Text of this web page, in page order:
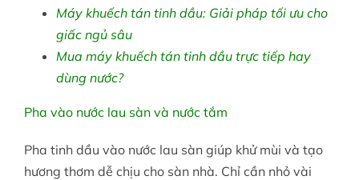
Máy khuếch tán tinh dầu: Giải pháp tối ưu cho
giấc ngủ sâu
Mua máy khuếch tán tinh dầu trực tiếp hay
dùng nước?
Pha vào nước lau sàn và nước tắm
Pha tinh dầu vào nước lau sàn giúp khử mùi và tạo
hương thơm dễ chịu cho sàn nhà. Chỉ cần nhỏ vài